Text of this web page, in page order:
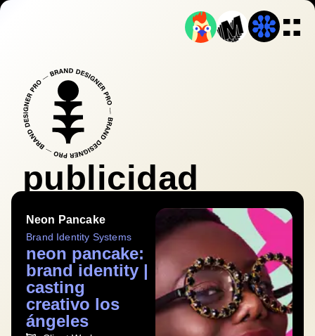
publicidad
Neon Pancake
Brand Identity Systems
neon pancake:
brand identity |
casting
creativo los
ángeles